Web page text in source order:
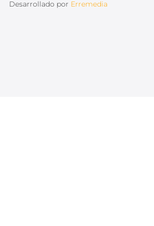
Desarrollado por Erremedia